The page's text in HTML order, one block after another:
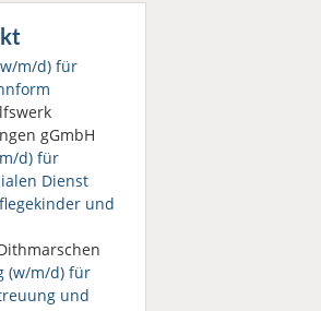
m/d) für
gGmbH
d) für
Dienst
und
(w/m/d) für
und